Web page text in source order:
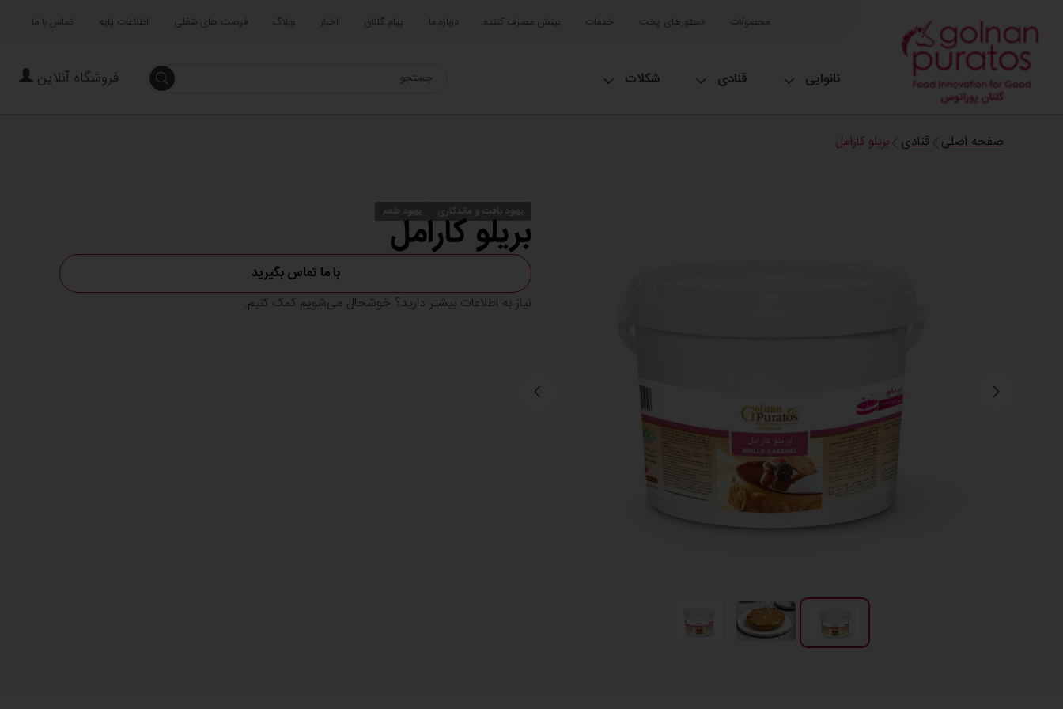
محصولات دستورهای پخت خدمات بینش مصرف کننده درباره ما پیام گلنان اخبار وبلاگ فرصت های شغلی اطلاعات پایه تماس با ما
نانوایی قنادی شکلات جستجو فروشگاه آنلاین
صفحه اصلی قنادی بریلو کارامل
بهبود بافت و ماندگاری بهبود طعم
بریلو کارامل
با ما تماس بگیرید
نیاز به اطلاعات بیشتر دارید؟ خوشحال می‌شویم کمک کنیم.